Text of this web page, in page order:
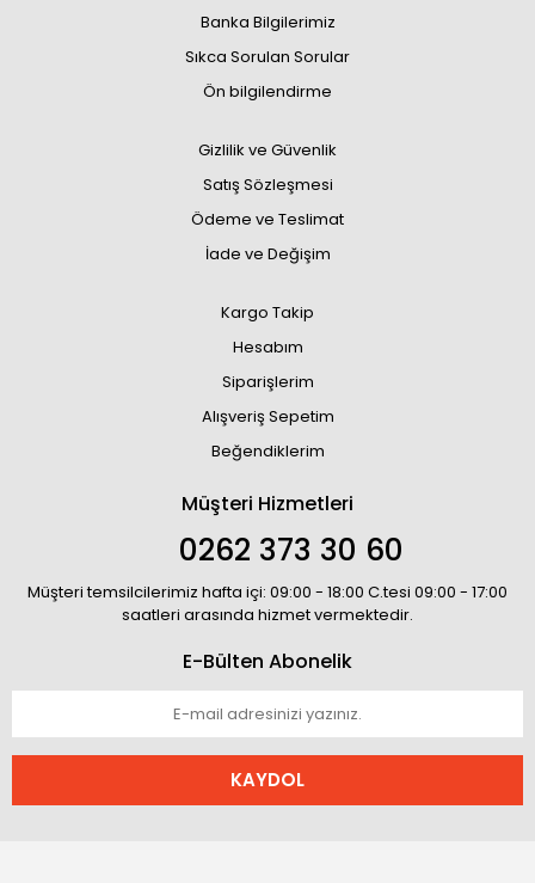
Banka Bilgilerimiz
Sıkca Sorulan Sorular
Ön bilgilendirme
Gizlilik ve Güvenlik
Satış Sözleşmesi
Ödeme ve Teslimat
İade ve Değişim
Kargo Takip
Hesabım
Siparişlerim
Alışveriş Sepetim
Beğendiklerim
Müşteri Hizmetleri
0262 373 30 60
Müşteri temsilcilerimiz hafta içi: 09:00 - 18:00 C.tesi 09:00 - 17:00
saatleri arasında hizmet vermektedir.
E-Bülten Abonelik
KAYDOL